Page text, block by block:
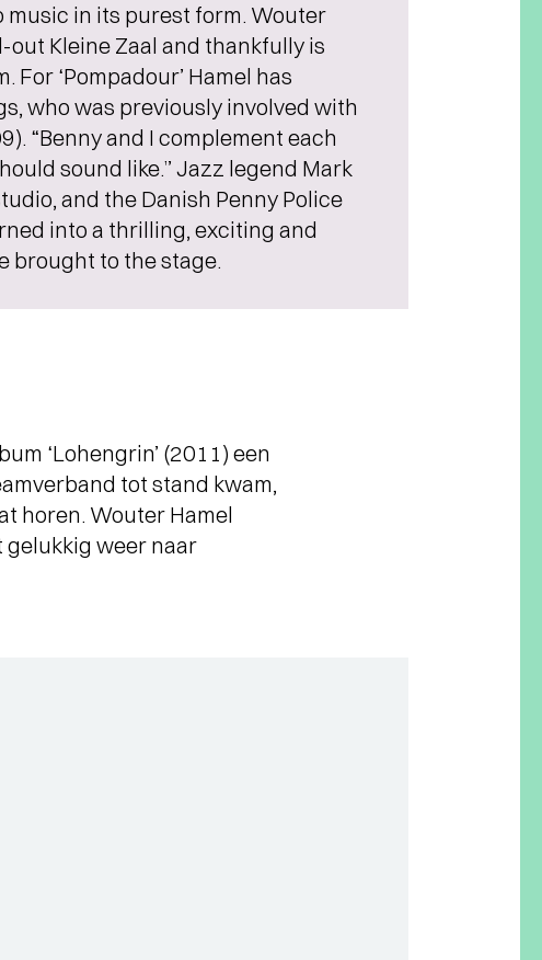
in its purest form. Wouter
out Kleine Zaal and thankfully is
‘Pompadour’ Hamel has
who was previously involved with
“Benny and I complement each
sound like.” Jazz legend Mark
and the Danish Penny Police
into a thrilling, exciting and
brought to the stage.
‘Lohengrin’ (2011) een
tot stand kwam,
horen. Wouter Hamel
gelukkig weer naar